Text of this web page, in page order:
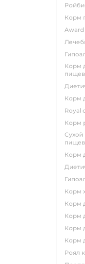
корм
корм для собак с чувствительным
корм
royal
корм
сухой корм для чувствительного
корм
корм
корм
корм
корм
корм
роял